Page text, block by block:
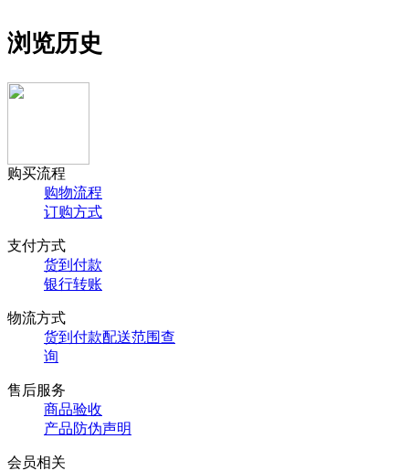
浏览历史
购买流程
购物流程
订购方式
支付方式
货到付款
银行转账
物流方式
货到付款配送范围查
询
售后服务
商品验收
产品防伪声明
会员相关